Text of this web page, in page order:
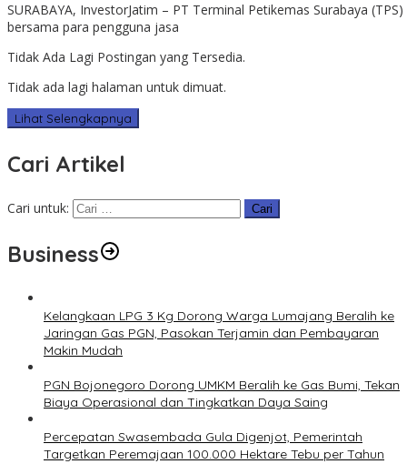
SURABAYA, InvestorJatim – PT Terminal Petikemas Surabaya (TPS)
bersama para pengguna jasa
Tidak Ada Lagi Postingan yang Tersedia.
Tidak ada lagi halaman untuk dimuat.
Lihat Selengkapnya
Cari Artikel
Cari untuk:
Business
Kelangkaan LPG 3 Kg Dorong Warga Lumajang Beralih ke
Jaringan Gas PGN, Pasokan Terjamin dan Pembayaran
Makin Mudah
PGN Bojonegoro Dorong UMKM Beralih ke Gas Bumi, Tekan
Biaya Operasional dan Tingkatkan Daya Saing
Percepatan Swasembada Gula Digenjot, Pemerintah
Targetkan Peremajaan 100.000 Hektare Tebu per Tahun